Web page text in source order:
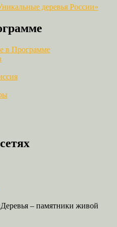
в Программе